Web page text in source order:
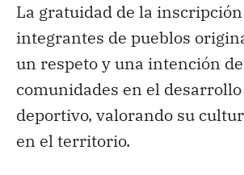
La gratuidad de la
integrantes de pueblos
un respeto y una intención
comunidades en el
deportivo, valorando su
en el territorio.